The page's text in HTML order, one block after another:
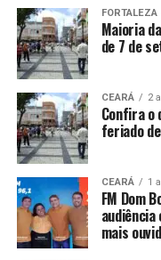
FORTALEZA
Maioria
de 7 de
CEARÁ 2
Confira o
feriado
CEARÁ 1
FM Dom
mais